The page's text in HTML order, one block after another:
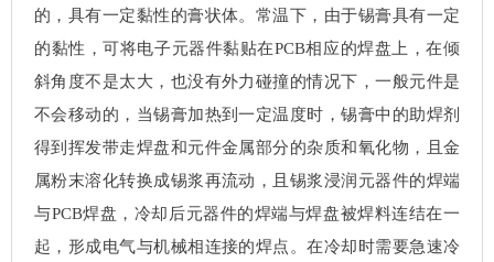
的，具有一定黏性的膏状体。常温下，由于锡膏具有一定
的黏性，可将电子元器件黏贴在PCB相应的焊盘上，在倾
斜角度不是太大，也没有外力碰撞的情况下，一般元件是
不会移动的，当锡膏加热到一定温度时，锡膏中的助焊剂
得到挥发带走焊盘和元件金属部分的杂质和氧化物，且金
属粉末溶化转换成锡浆再流动，且锡浆浸润元器件的焊端
与PCB焊盘，冷却后元器件的焊端与焊盘被焊料连结在一
起，形成电气与机械相连接的焊点。在冷却时需要急速冷